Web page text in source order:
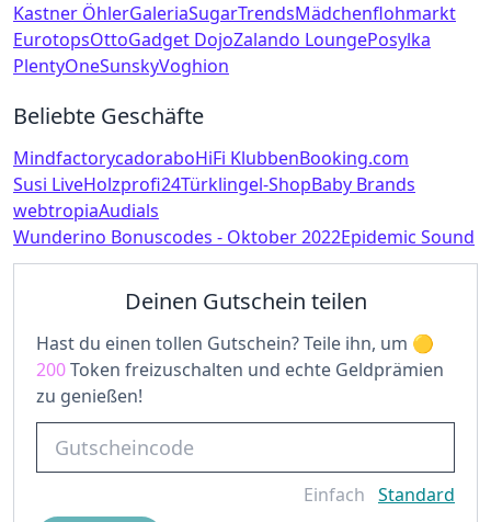
Kastner ÖhlerGaleriaSugarTrendsMädchenflohmarkt
EurotopsOttoGadget DojoZalando LoungePosylka
PlentyOneSunskyVoghion
Beliebte Geschäfte
MindfactorycadoraboHiFi KlubbenBooking.com
Susi LiveHolzprofi24Türklingel-ShopBaby Brands
webtropiaAudials
Wunderino Bonuscodes - Oktober 2022Epidemic Sound
Deinen Gutschein teilen
Hast du einen tollen Gutschein? Teile ihn, um
200Token freizuschalten und echte Geldprämien
zu genießen!
Einfach Standard